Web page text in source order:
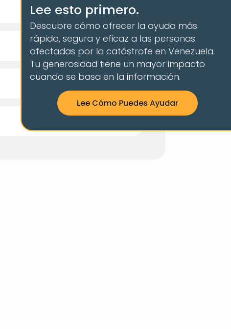
Lee esto primero.
Descubre cómo ofrecer la ayuda más
rápida, segura y eficaz a las personas
afectadas por la catástrofe en Venezuela.
Tu generosidad tiene un mayor impacto
cuando se basa en la información.
Lee Cómo Puedes Ayudar